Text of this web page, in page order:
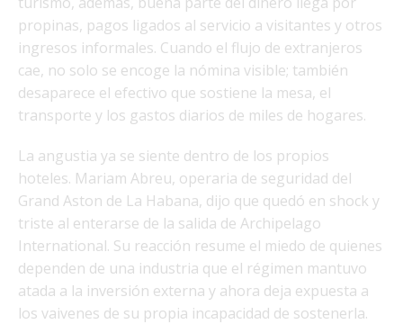
propinas, pagos ligados al servicio a visitantes y otros
ingresos informales. Cuando el flujo de extranjeros
cae, no solo se encoge la nómina visible; también
desaparece el efectivo que sostiene la mesa, el
transporte y los gastos diarios de miles de hogares.
La angustia ya se siente dentro de los propios
hoteles. Mariam Abreu, operaria de seguridad del
Grand Aston de La Habana, dijo que quedó en shock y
triste al enterarse de la salida de Archipelago
International. Su reacción resume el miedo de quienes
dependen de una industria que el régimen mantuvo
atada a la inversión externa y ahora deja expuesta a
los vaivenes de su propia incapacidad de sostenerla.